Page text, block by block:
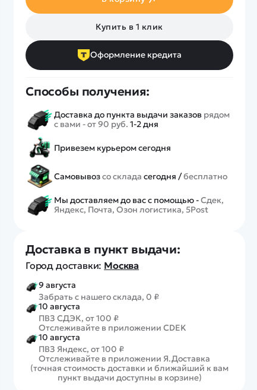
Купить в 1 клик
Оформление кредита
Способы получения:
Доставка до пункта выдачи заказов рядом
с вами - от 90 руб. 1-2 дня
Привезем курьером сегодня
Самовывозсо склада сегодня /бесплатно
Мы доставляем до вас с помощью -Сдек,
Яндекс, Почта, Озон логистика, 5Post
Доставка в пункт выдачи:
Город доставки: Москва
9 августа
Забрать с нашего склада, 0 ₽
10 августа
ПВЗ СДЭК, от 100 ₽
Отслеживайте в приложении CDEK
10 августа
ПВЗ Яндекс, от 100 ₽
Отслеживайте в приложении Я.Доставка
(точная стоимость доставки и ближайший к вам
пункт выдачи доступны в корзине)
Спецтехника
Железные дороги
Конструкторы
Запчасти для моделей